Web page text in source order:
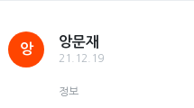
앙
앙문재
21.12.19
정보